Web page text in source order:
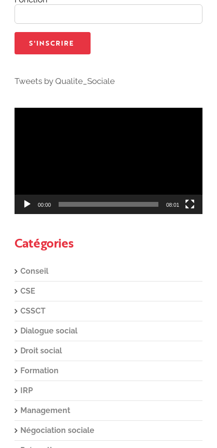
Tweets by Qualite_Sociale
00:00 08:01
Catégories
Conseil
CSE
CSSCT
Dialogue social
Droit social
Formation
IRP
Management
Négociation sociale